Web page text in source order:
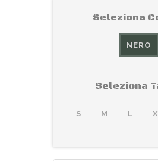
Seleziona
NERO
Seleziona
S M L